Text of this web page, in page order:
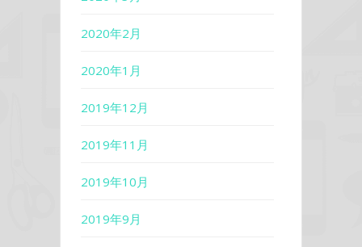
2020年2月
2020年1月
2019年12月
2019年11月
2019年10月
2019年9月